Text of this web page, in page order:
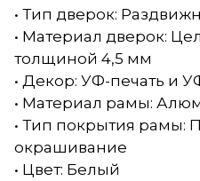
• Тип дверок:
• Материал дверок:
толщиной 4,5 мм
• Декор: УФ-печать и
• Материал рамы:
• Тип покрытия рамы:
окрашивание
• Цвет: Белый